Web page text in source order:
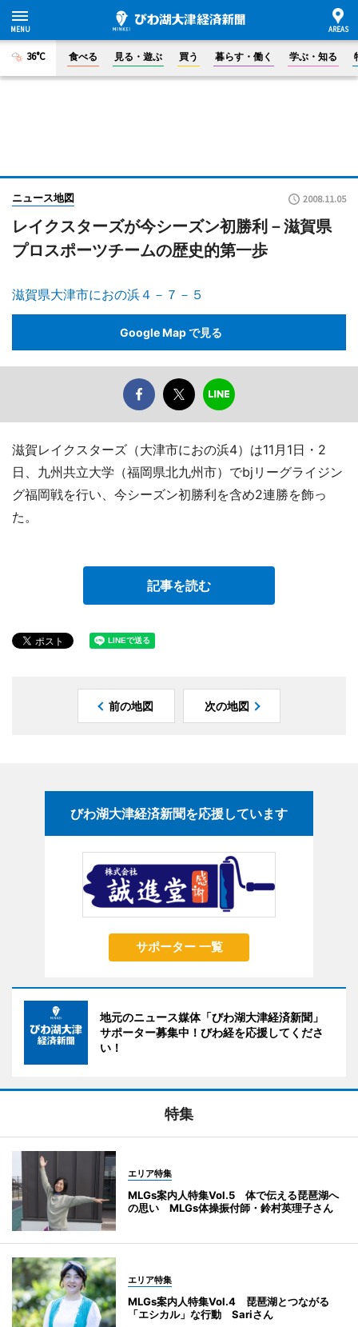
36°C 食べる 見る・遊ぶ 買う 暮らす・働く 学ぶ・知る
ニュース地図 2008.11.05
レイクスターズが今シーズン初勝利－滋賀県
プロスポーツチームの歴史的第一歩
滋賀県大津市におの浜４－７－５
Google Map で見る
滋賀レイクスターズ（大津市におの浜4）は11月1日・2
日、九州共立大学（福岡県北九州市）でbjリーグライジン
グ福岡戦を行い、今シーズン初勝利を含め2連勝を飾っ
た。
記事を読む
前の地図 次の地図
びわ湖大津経済新聞を応援しています
サポーター 一覧
地元のニュース媒体「びわ湖大津経済新聞」
サポーター募集中！びわ経を応援してくださ
い！
特集
エリア特集
MLGs案内人特集Vol.5 体で伝える琵琶湖へ
の思い MLGs体操振付師・鈴村英理子さん
エリア特集
MLGs案内人特集Vol.4 琵琶湖とつながる
「エシカル」な行動 Sariさん